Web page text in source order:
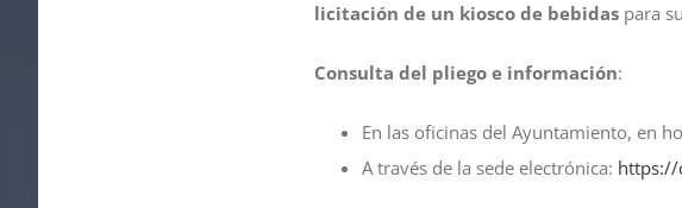
licitación de un kiosco de bebidaspara
Consulta del pliego e información:
En las oficinas del Ayuntamiento, en
A través de la sede electrónica: https://